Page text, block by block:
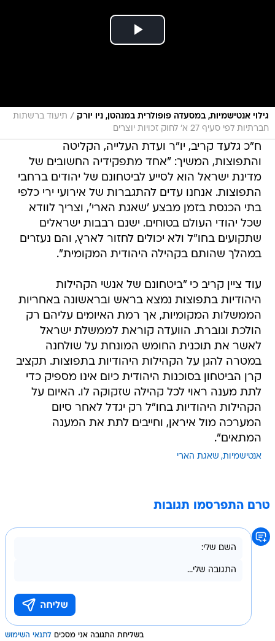
גילוי אנטישמיות, במסעדה פופולרית במנהטן, ניו יורק / תיעוד ברשתות
חברתיות לפי סעיף 27 א' לחוק זכויות יוצרים
ח"כ גלעד קריב, יו"ר ועדת העלייה, הקליטה
והתפוצות, המשיך: "אחד מתפקידיה החשובים של
מדינת ישראל הוא לסייע לביטחונם של יהודים ברחבי
התפוצות. אנחנו עדים להתגברות של אירועי ירי כלפי
בתי הכנסת בזמן מבצע 'שאגת הארי', וצריך לוודא
שכל יהודי העולם בטוחים. ישנם רבבות ישראלים
שתקועים בחו"ל ולא יכולים לחזור לארץ, והם נעזרים
במהלך שהותם בקהילה היהודית המקומית".
עוד ציין קריב כי "ביטחונם של אנשי הקהילות
היהודיות בתפוצות נמצא בראש ובראשונה באחריות
הממשלות המקומיות, אך רמת האיומים עליהם רק
הולכת וגוברת. הוועדה קוראת לממשלת ישראל
לאשר את תוכנית החומש המונחת על שולחנה
במטרה להגן על הקהילות היהודיות בתפוצות. תקציב
קרן הביטחון בסוכנות היהודית כיום אינו מספיק כדי
לתת מענה ראוי לכל קהילה שזקוקה לו. האיום על
הקהילות היהודיות בחו"ל רק יגדל לאחר סיום
המערכה מול איראן, וחייבים לתת את המענה
המתאים".
אנטישמיות שאגת הארי
טרם התפרסמו תגובות
בשליחת התגובה אני מסכים לתנאי השימוש